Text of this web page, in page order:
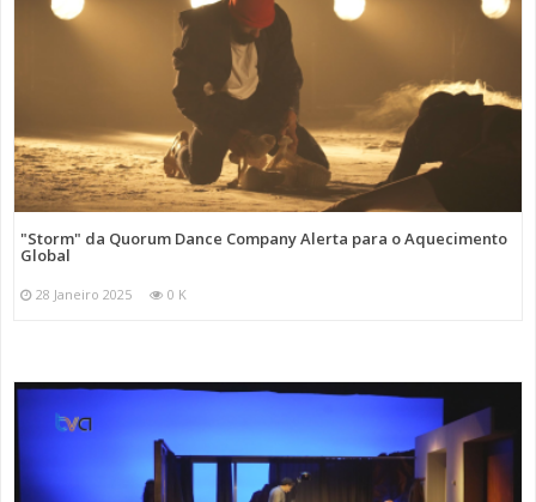
"Storm" da Quorum Dance Company Alerta para o Aquecimento
Global
28 Janeiro 2025 0 K